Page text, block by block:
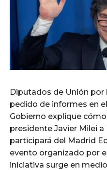
Diputados de Unión
pedido de informes en
Gobierno explique
presidente Javier Milei a
participará del Madrid
evento organizado por
iniciativa surge en